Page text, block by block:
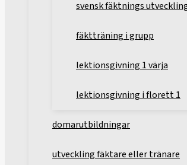
svensk fäktnings
fäktträning i grupp
lektionsgivning 1 värja
lektionsgivning i florett 1
domarutbildningar
utveckling fäktare eller tränare